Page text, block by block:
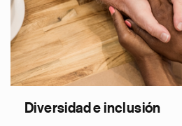
Diversidad e inclusión